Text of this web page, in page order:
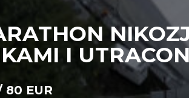
I
80 EUR